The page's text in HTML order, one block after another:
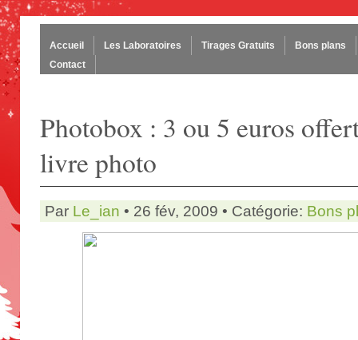
Accueil Les Laboratoires Tirages Gratuits
Bons plans
Contact
Photobox : 3 ou 5 euros
livre photo
Par Le_ian • 26 fév, 2009 • Catégorie: Bons